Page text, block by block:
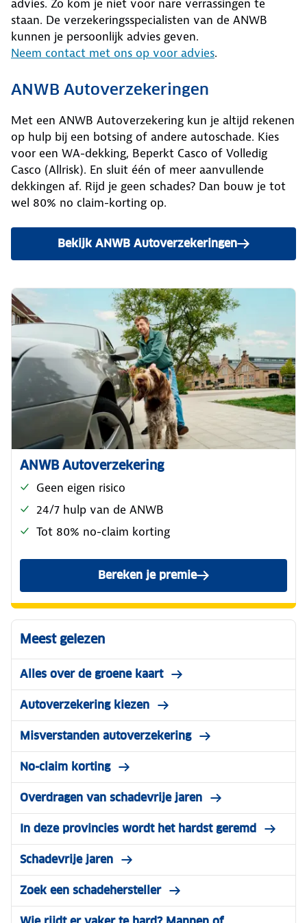
advies. Zo kom je niet voor nare verrassingen te
staan. De verzekeringsspecialisten van de ANWB
kunnen je persoonlijk advies geven.
Neem contact met ons op voor advies.
ANWB Autoverzekeringen
Met een ANWB Autoverzekering kun je altijd rekenen
op hulp bij een botsing of andere autoschade. Kies
voor een WA-dekking, Beperkt Casco of Volledig
Casco (Allrisk). En sluit één of meer aanvullende
dekkingen af. Rijd je geen schades? Dan bouw je tot
wel 80% no claim-korting op.
Bekijk ANWB Autoverzekeringen
en bereken je premie.
ANWB Autoverzekering
Geen eigen risico
24/7 hulp van de ANWB
Tot 80% no-claim korting
Bereken je premievoor de ANWB Reguliere
Meest gelezen
Alles over de groene kaart
Autoverzekering kiezen
Misverstanden autoverzekering
No-claim korting
Overdragen van schadevrije jaren
In deze provincies wordt het hardst geremd
Schadevrije jaren
Zoek een schadehersteller